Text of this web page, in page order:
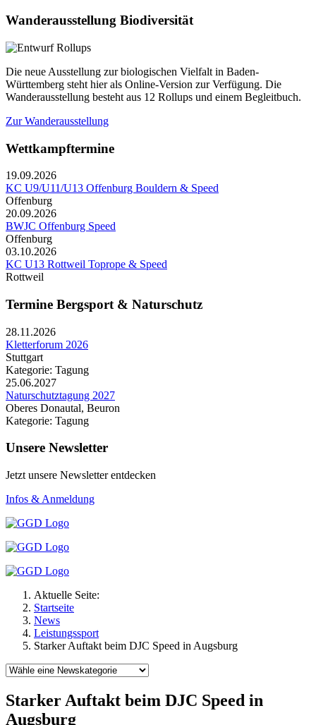
Wanderausstellung Biodiversität
Die neue Ausstellung zur biologischen Vielfalt in Baden-
Württemberg steht hier als Online-Version zur Verfügung. Die
Wanderausstellung besteht aus 12 Rollups und einem Begleitbuch.
Zur Wanderausstellung
Wettkampftermine
19.09.2026
KC U9/U11/U13 Offenburg Bouldern & Speed
Offenburg
20.09.2026
BWJC Offenburg Speed
Offenburg
03.10.2026
KC U13 Rottweil Toprope & Speed
Rottweil
Termine Bergsport & Naturschutz
28.11.2026
Kletterforum 2026
Stuttgart
Kategorie: Tagung
25.06.2027
Naturschutztagung 2027
Oberes Donautal, Beuron
Kategorie: Tagung
Unsere Newsletter
Jetzt unsere Newsletter entdecken
Infos & Anmeldung
Aktuelle Seite:
Startseite
News
Leistungssport
Starker Auftakt beim DJC Speed in Augsburg
Starker Auftakt beim DJC Speed in
Augsburg